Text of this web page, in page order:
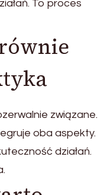
To proces
związane.
oba aspekty.
działań.